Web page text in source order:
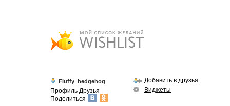
Fluffy_hedgehog
Профиль Друзья
Поделиться
Добавить в друзья
Виджеты